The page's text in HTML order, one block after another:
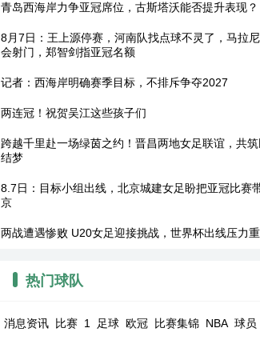
青岛西海岸力争亚冠席位，古斯塔沃能否提升表现？
8月7日：王上源停赛，河南队找点球不灵了，马拉
会射门，郑智剑指亚冠名额
记者：西海岸明确赛季目标，不排斥争夺2027
两连冠！祝贺吴江这些孩子们
跨越千里赴一场绿茵之约！晋昌两地女足联谊，共筑
结梦
8.7日：目标小组出线，北京城建女足盼把亚冠比赛
京
两战遭遇惨败 U20女足迎接挑战，世界杯出线压力
热门球队
消息资讯 比赛 1 足球 欧冠 比赛集锦 NBA 球员